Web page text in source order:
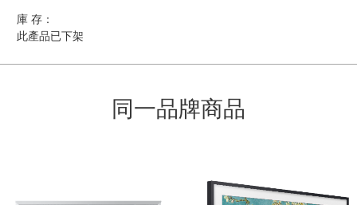
庫 存：
此產品已下架
同一品牌商品